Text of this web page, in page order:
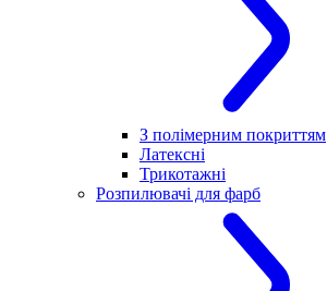
З полімерним покриттям
Латексні
Трикотажні
Розпилювачі для фарб